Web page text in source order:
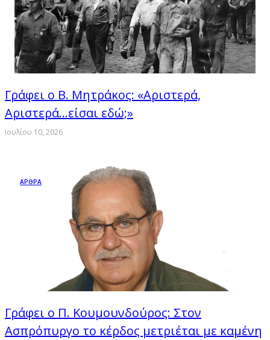
Γράφει ο Β. Μητράκος: «Αριστερά,
Αριστερά…είσαι εδώ;»
Ιουλίου 10, 2026
ΑΡΘΡΑ
Γράφει ο Π. Κουμουνδούρος: Στον
Ασπρόπυργο το κέρδος μετριέται με καμένη